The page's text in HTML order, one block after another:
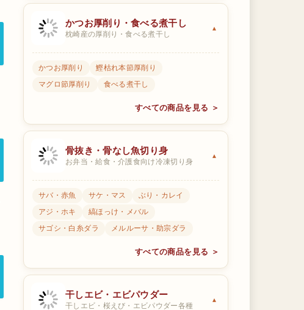
かつお厚削り・食べる煮干し
枕崎産の厚削り・食べる煮干し
かつお厚削り
鰹枯れ本節厚削り
マグロ節厚削り
食べる煮干し
すべての商品を見る ＞
骨抜き・骨なし魚切り身
お弁当・給食・介護食向け冷凍切り身
サバ・赤魚 サケ・マス
ぶり・カレイ
アジ・ホキ
縞ほっけ・メバル
サゴシ・白糸ダラ
メルルーサ・助宗ダラ
すべての商品を見る ＞
干しエビ・エビパウダー
干しエビ・桜えび・エビパウダー各種